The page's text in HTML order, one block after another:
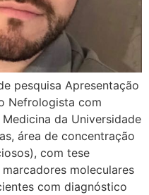
pesquisa Apresentação
Nefrologista com
da Universidade
área de concentração
com tese
moleculares
com diagnóstico